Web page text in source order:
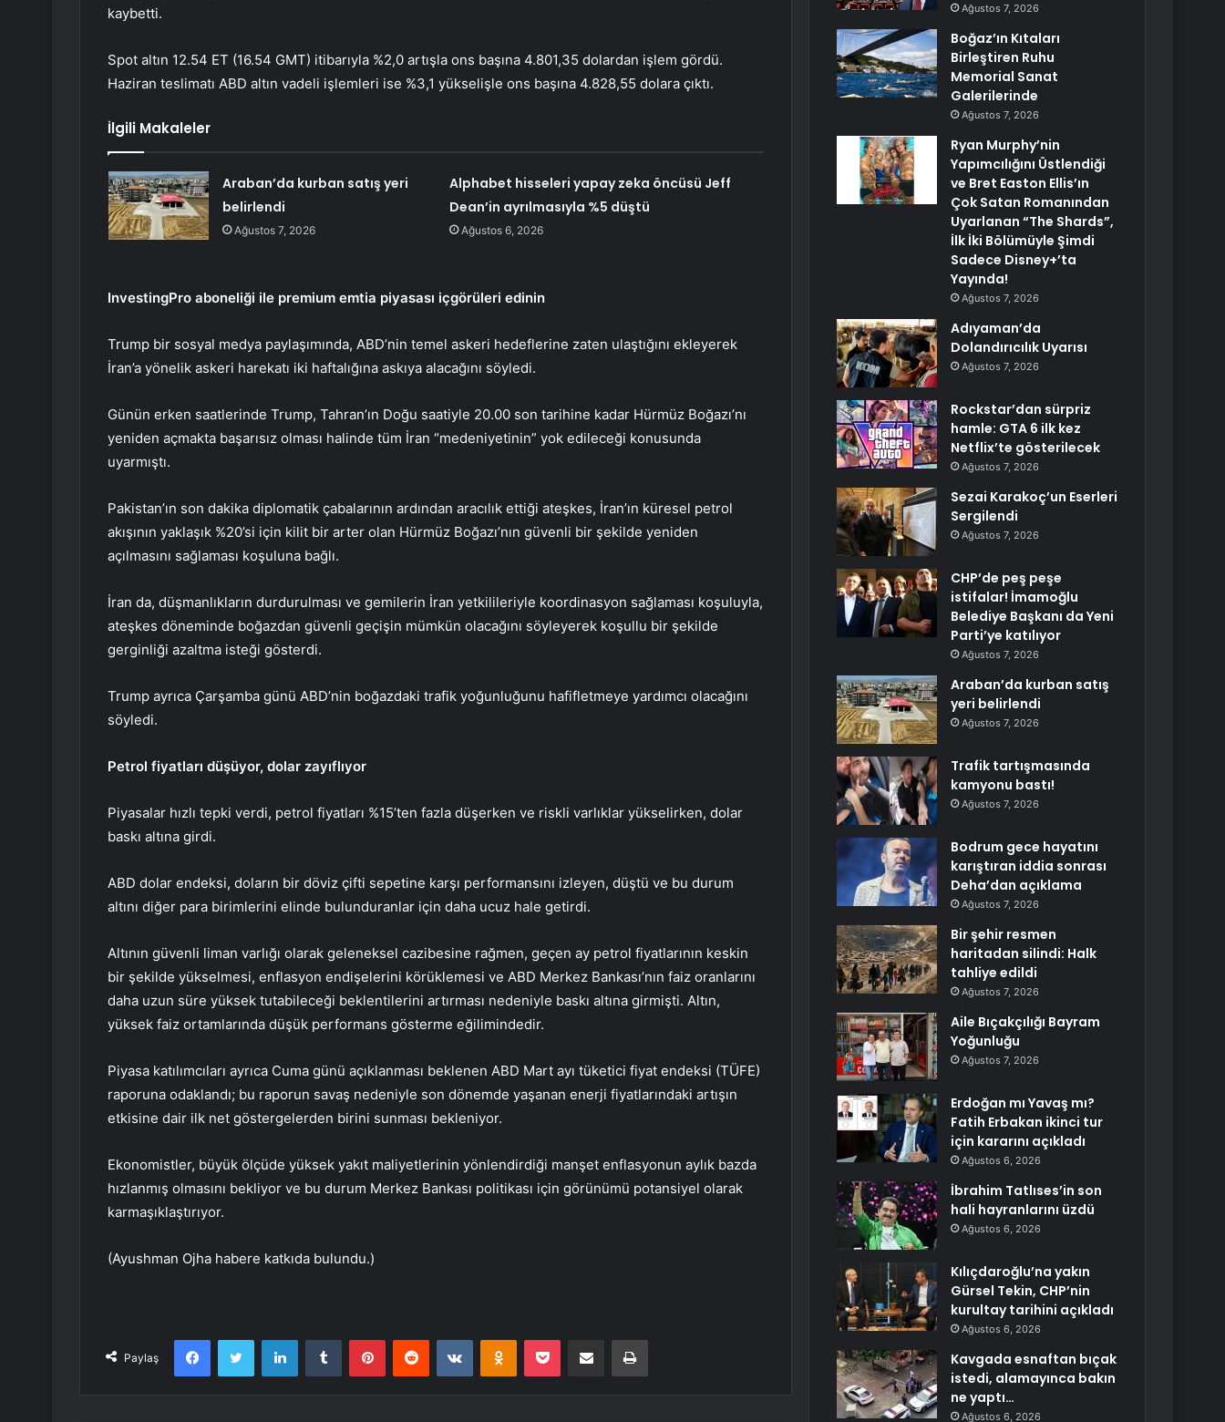
kaybetti.
Spot altın 12.54 ET (16.54 GMT) itibarıyla %2,0 artışla ons başına 4.801,35 dolardan işlem gördü.
Haziran teslimatı ABD altın vadeli işlemleri ise %3,1 yükselişle ons başına 4.828,55 dolara çıktı.
İlgili Makaleler
Araban’da kurban satış yeri
belirlendi
Ağustos 7, 2026
Alphabet hisseleri yapay zeka öncüsü Jeff
Dean’in ayrılmasıyla %5 düştü
Ağustos 6, 2026
InvestingPro aboneliği ile premium emtia piyasası içgörüleri edinin
Trump bir sosyal medya paylaşımında, ABD’nin temel askeri hedeflerine zaten ulaştığını ekleyerek
İran’a yönelik askeri harekatı iki haftalığına askıya alacağını söyledi.
Günün erken saatlerinde Trump, Tahran’ın Doğu saatiyle 20.00 son tarihine kadar Hürmüz Boğazı’nı
yeniden açmakta başarısız olması halinde tüm İran “medeniyetinin” yok edileceği konusunda
uyarmıştı.
Pakistan’ın son dakika diplomatik çabalarının ardından aracılık ettiği ateşkes, İran’ın küresel petrol
akışının yaklaşık %20’si için kilit bir arter olan Hürmüz Boğazı’nın güvenli bir şekilde yeniden
açılmasını sağlaması koşuluna bağlı.
İran da, düşmanlıkların durdurulması ve gemilerin İran yetkilileriyle koordinasyon sağlaması koşuluyla,
ateşkes döneminde boğazdan güvenli geçişin mümkün olacağını söyleyerek koşullu bir şekilde
gerginliği azaltma isteği gösterdi.
Trump ayrıca Çarşamba günü ABD’nin boğazdaki trafik yoğunluğunu hafifletmeye yardımcı olacağını
söyledi.
Petrol fiyatları düşüyor, dolar zayıflıyor
Piyasalar hızlı tepki verdi, petrol fiyatları %15’ten fazla düşerken ve riskli varlıklar yükselirken, dolar
baskı altına girdi.
ABD dolar endeksi, doların bir döviz çifti sepetine karşı performansını izleyen, düştü ve bu durum
altını diğer para birimlerini elinde bulunduranlar için daha ucuz hale getirdi.
Altının güvenli liman varlığı olarak geleneksel cazibesine rağmen, geçen ay petrol fiyatlarının keskin
bir şekilde yükselmesi, enflasyon endişelerini körüklemesi ve ABD Merkez Bankası’nın faiz oranlarını
daha uzun süre yüksek tutabileceği beklentilerini artırması nedeniyle baskı altına girmişti. Altın,
yüksek faiz ortamlarında düşük performans gösterme eğilimindedir.
Piyasa katılımcıları ayrıca Cuma günü açıklanması beklenen ABD Mart ayı tüketici fiyat endeksi (TÜFE)
raporuna odaklandı; bu raporun savaş nedeniyle son dönemde yaşanan enerji fiyatlarındaki artışın
etkisine dair ilk net göstergelerden birini sunması bekleniyor.
Ekonomistler, büyük ölçüde yüksek yakıt maliyetlerinin yönlendirdiği manşet enflasyonun aylık bazda
hızlanmış olmasını bekliyor ve bu durum Merkez Bankası politikası için görünümü potansiyel olarak
karmaşıklaştırıyor.
(Ayushman Ojha habere katkıda bulundu.)
Paylaş
FacebookTwitter LinkedInTumblr PinterestReddit VKontakteOdnoklassniki
Pocket E-Posta ile paylaş Yazdır
Ağustos 7, 2026
Boğaz’ın Kıtaları
Birleştiren Ruhu
Memorial Sanat
Galerilerinde
Ağustos 7, 2026
Ryan Murphy’nin
Yapımcılığını Üstlendiği
ve Bret Easton Ellis’ın
Çok Satan Romanından
Uyarlanan “The Shards”,
İlk İki Bölümüyle Şimdi
Sadece Disney+’ta
Yayında!
Ağustos 7, 2026
Adıyaman’da
Dolandırıcılık Uyarısı
Ağustos 7, 2026
Rockstar’dan sürpriz
hamle: GTA 6 ilk kez
Netflix’te gösterilecek
Ağustos 7, 2026
Sezai Karakoç’un Eserleri
Sergilendi
Ağustos 7, 2026
CHP’de peş peşe
istifalar! İmamoğlu
Belediye Başkanı da Yeni
Parti’ye katılıyor
Ağustos 7, 2026
Araban’da kurban satış
yeri belirlendi
Ağustos 7, 2026
Trafik tartışmasında
kamyonu bastı!
Ağustos 7, 2026
Bodrum gece hayatını
karıştıran iddia sonrası
Deha’dan açıklama
Ağustos 7, 2026
Bir şehir resmen
haritadan silindi: Halk
tahliye edildi
Ağustos 7, 2026
Aile Bıçakçılığı Bayram
Yoğunluğu
Ağustos 7, 2026
Erdoğan mı Yavaş mı?
Fatih Erbakan ikinci tur
için kararını açıkladı
Ağustos 6, 2026
İbrahim Tatlıses’in son
hali hayranlarını üzdü
Ağustos 6, 2026
Kılıçdaroğlu’na yakın
Gürsel Tekin, CHP’nin
kurultay tarihini açıkladı
Ağustos 6, 2026
Kavgada esnaftan bıçak
istedi, alamayınca bakın
ne yaptı…
Ağustos 6, 2026